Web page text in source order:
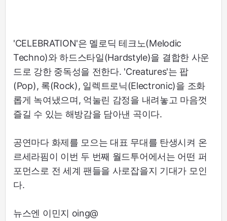
'CELEBRATION'은 멜로딕 테크노(Melodic
Techno)와 하드스타일(Hardstyle)을 결합한 사운
드로 강한 중독성을 전한다. 'Creatures'는 팝
(Pop), 록(Rock), 일렉트로닉(Electronic)을 조화
롭게 녹여냈으며, 억눌린 감정을 내려놓고 마음껏
즐길 수 있는 해방감을 담아낸 곡이다.
공연마다 화제를 모으는 대표 무대를 탄생시켜 온
르세라핌이 이번 두 번째 월드투어에서는 어떤 퍼
포먼스로 전 세계 팬들을 사로잡을지 기대가 모인
다.
뉴스엔 이민지 oing@